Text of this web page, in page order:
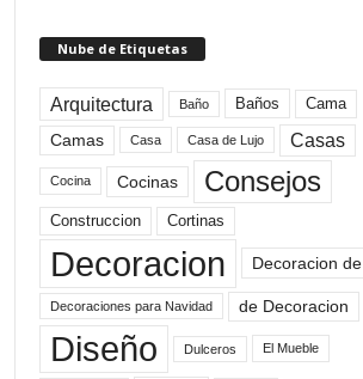
Nube de Etiquetas
Arquitectura Baño Baños Cama
Camas Casa Casa de Lujo Casas
Cocina Cocinas Consejos
Construccion Cortinas
Decoracion Decoracion de
Decoraciones para Navidad de Decoracion
Diseño Dulceros El Mueble